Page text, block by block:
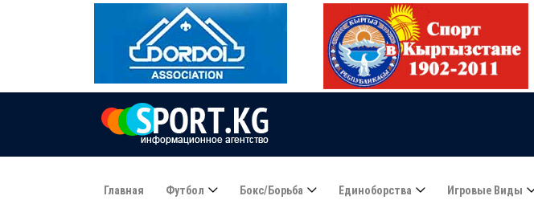
Главная Футбол Бокс/борьба Единоборства Игровые Виды